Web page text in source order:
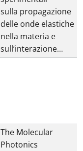
sulla propagazione
delle onde elastiche
nella materia e
sull’interazione…
The Molecular
Photonics